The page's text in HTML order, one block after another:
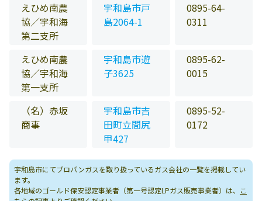
えひめ南農
協／宇和海
第二支所
宇和島市戸
島2064-1
0895-64-
0311
えひめ南農
協／宇和海
第一支所
宇和島市遊
子3625
0895-62-
0015
（名）赤坂
商事
宇和島市吉
田町立間尻
甲427
0895-52-
0172
宇和島市にてプロパンガスを取り扱っているガス会社の一覧を掲載してい
ます。
各地域のゴールド保安認定事業者（第一号認定LPガス販売事業者）は、
こ